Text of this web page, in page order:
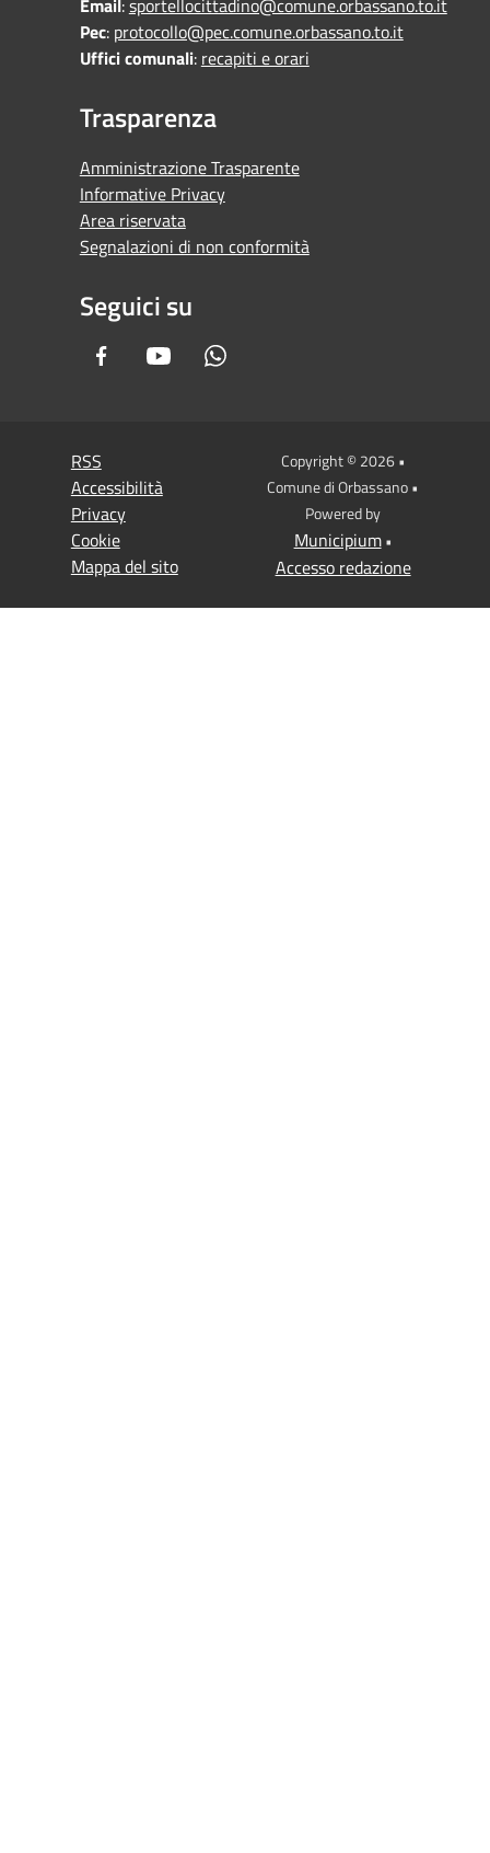
Pec: protocollo@pec.comune.orbassano.to.it
Uffici comunali: recapiti e orari
Trasparenza
Amministrazione Trasparente
Informative Privacy
Area riservata
Segnalazioni di non conformità
Seguici su
FacebookYoutube
RSS
Accessibilità
Privacy
Cookie
Mappa del sito
Copyright © 2026 •
Comune di Orbassano •
Powered by
Municipium•
Accesso redazione